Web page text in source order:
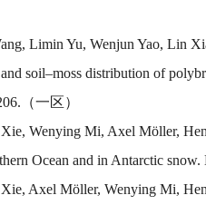
Limin Yu, Wenjun Yao, Lin
soil–moss distribution of
（一区）
Wenying Mi, Axel Möller,
Ocean and in Antarctic
Axel Möller, Wenying Mi,